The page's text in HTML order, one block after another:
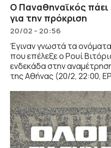
Ο Παναθηναϊκός
για την πρόκριση
20/02 - 20:56
Έγιναν γνωστά τα
που επέλεξε ο Ρουί
ενδεκάδα στην
της Αθήνας (20/2, 22:00,